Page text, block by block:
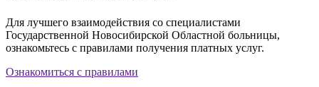
Для лучшего взаимодействия со специалистами
Государственной Новосибирской Областной больницы,
ознакомьтесь с правилами получения платных услуг.
Ознакомиться с правилами